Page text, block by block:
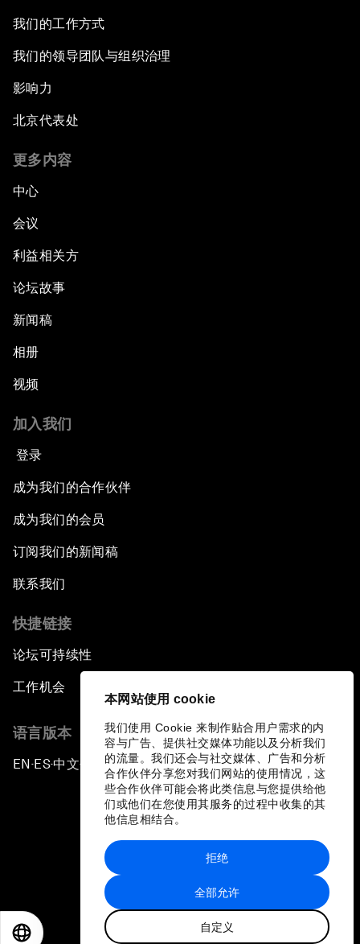
本网站使用 cookie
我们使用 Cookie 来制作贴合用户需求的内
容与广告、提供社交媒体功能以及分析我们
的流量。我们还会与社交媒体、广告和分析
合作伙伴分享您对我们网站的使用情况，这
些合作伙伴可能会将此类信息与您提供给他
们或他们在您使用其服务的过程中收集的其
他信息相结合。
全部允许
自定义
拒绝
我们的工作方式
我们的领导团队与组织治理
影响力
北京代表处
更多内容
中心
会议
利益相关方
论坛故事
新闻稿
相册
视频
加入我们
登录
成为我们的合作伙伴
成为我们的会员
订阅我们的新闻稿
联系我们
快捷链接
论坛可持续性
工作机会
语言版本
EN ▪ES▪中文▪ 日本語
站点地图
世界经济论坛